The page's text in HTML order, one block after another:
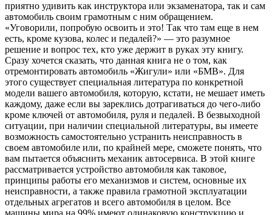
приятно удивить как инструктора или экзаменатора, так и сам
автомобиль своим грамотным с ним обращением.
«Уговорили, попробую освоить и это! Так что там еще в нем
есть, кроме кузова, колес и педалей?» — это разумное
решение и вопрос тех, кто уже держит в руках эту книгу.
Сразу хочется сказать, что данная книга не о том, как
отремонтировать автомобиль «Жигули» или «БМВ». Для
этого существует специальная литература по конкретной
модели вашего автомобиля, которую, кстати, не мешает иметь
каждому, даже если вы зареклись дотрагиваться до чего-либо
кроме ключей от автомобиля, руля и педалей. В безвыходной
ситуации, при наличии специальной литературы, вы имеете
возможность самостоятельно устранить неисправность в
своем автомобиле или, по крайней мере, сможете понять, что
вам пытается объяснить механик автосервиса. В этой книге
рассматривается устройство автомобиля как таковое,
принципы работы его механизмов и систем, основные их
неисправности, а также правила грамотной эксплуатации
отдельных агрегатов и всего автомобиля в целом. Все
машины мира на 99% имеют одинаковую конструкцию и